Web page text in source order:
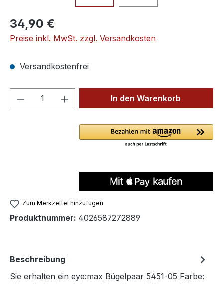
Regulärer Preis:
34,90 €
Preise inkl. MwSt. zzgl. Versandkosten
Versandkostenfrei
Produkt Anzahl: Gib denIn den Warenkorb
Zum Merkzettel hinzufügen
Produktnummer: 4026587272889
Beschreibung
Sie erhalten ein eye:max Bügelpaar 5451-05 Farbe: